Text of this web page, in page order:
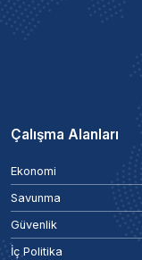
Çalışma Alanları
Ekonomi
Savunma
Güvenlik
İç Politika